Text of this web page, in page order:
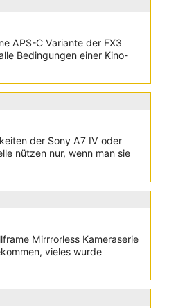
APS-C Variante der FX3
Bedingungen einer Kino-
der Sony A7 IV oder
nützen nur, wenn man sie
Mirrrorless Kameraserie
vieles wurde